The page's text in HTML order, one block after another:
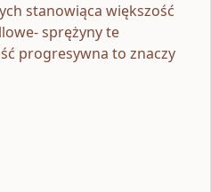
stanowiąca większość
sprężyny te
progresywna to znaczy